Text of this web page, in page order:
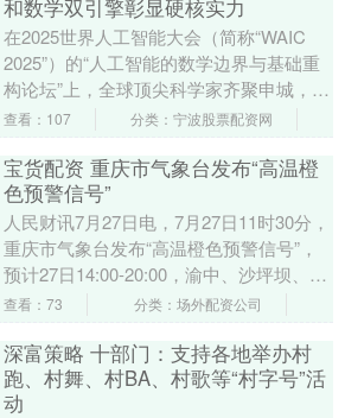
和数学双引擎彰显硬核实力
在2025世界人工智能大会（简称“WAIC
2025”）的“人工智能的数学边界与基础重
构论坛”上，全球顶尖科学家齐聚申城，共
同见证一场关乎未来的深度变革 ——A....
查看：107 分类：宁波股票配资网
宝货配资 重庆市气象台发布“高温橙
色预警信号”
人民财讯7月27日电，7月27日11时30分，
重庆市气象台发布“高温橙色预警信号”，
预计27日14:00-20:00，渝中、沙坪坝、大
渡口、江北、九龙坡、南岸、....
查看：73 分类：场外配资公司
深富策略 十部门：支持各地举办村
跑、村舞、村BA、村歌等“村字号”活
动